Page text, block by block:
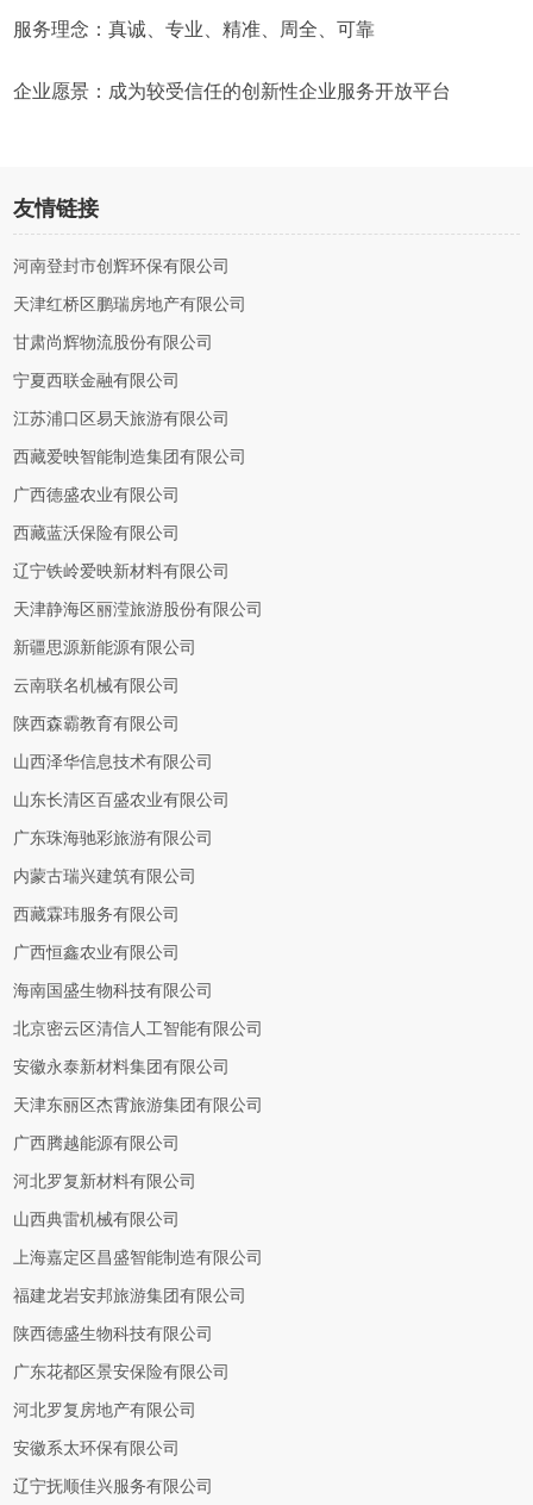
服务理念：真诚、专业、精准、周全、可靠
企业愿景：成为较受信任的创新性企业服务开放平台
友情链接
河南登封市创辉环保有限公司
天津红桥区鹏瑞房地产有限公司
甘肃尚辉物流股份有限公司
宁夏西联金融有限公司
江苏浦口区易天旅游有限公司
西藏爱映智能制造集团有限公司
广西德盛农业有限公司
西藏蓝沃保险有限公司
辽宁铁岭爱映新材料有限公司
天津静海区丽滢旅游股份有限公司
新疆思源新能源有限公司
云南联名机械有限公司
陕西森霸教育有限公司
山西泽华信息技术有限公司
山东长清区百盛农业有限公司
广东珠海驰彩旅游有限公司
内蒙古瑞兴建筑有限公司
西藏霖玮服务有限公司
广西恒鑫农业有限公司
海南国盛生物科技有限公司
北京密云区清信人工智能有限公司
安徽永泰新材料集团有限公司
天津东丽区杰霄旅游集团有限公司
广西腾越能源有限公司
河北罗复新材料有限公司
山西典雷机械有限公司
上海嘉定区昌盛智能制造有限公司
福建龙岩安邦旅游集团有限公司
陕西德盛生物科技有限公司
广东花都区景安保险有限公司
河北罗复房地产有限公司
安徽系太环保有限公司
辽宁抚顺佳兴服务有限公司